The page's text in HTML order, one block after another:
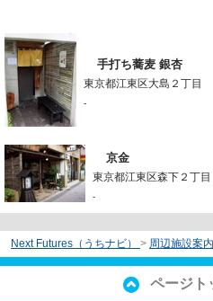
手打ち蕎麦 銀杏
東京都江東区大島２丁目
-
京金
東京都江東区森下２丁目
-
Next Futures（うちナビ） > 周辺施設案内
ページト